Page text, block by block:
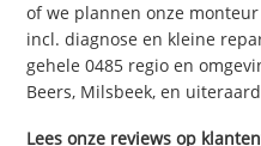
of we plannen onze
incl. diagnose en kleine
gehele 0485 regio en
Beers, Milsbeek, en
Lees onze reviews op